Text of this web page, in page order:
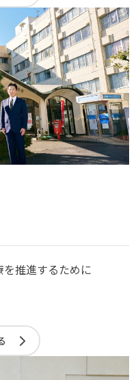
を推進するために